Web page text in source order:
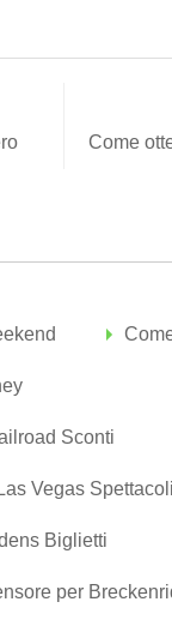
Come
Sconti
Vegas
Biglietti
per